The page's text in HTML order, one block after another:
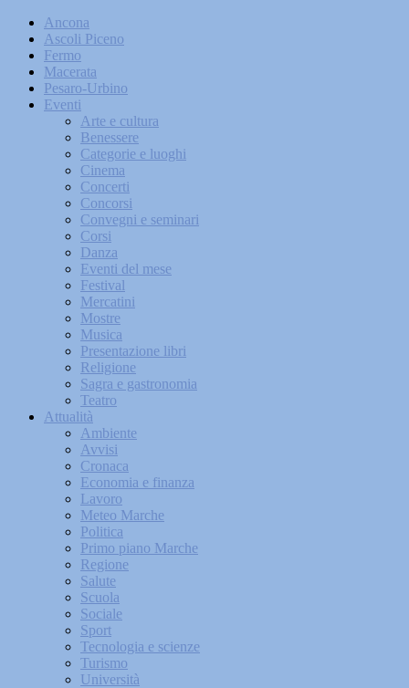
Ancona
Ascoli Piceno
Fermo
Macerata
Pesaro-Urbino
Eventi
Arte e cultura
Benessere
Categorie e luoghi
Cinema
Concerti
Concorsi
Convegni e seminari
Corsi
Danza
Eventi del mese
Festival
Mercatini
Mostre
Musica
Presentazione libri
Religione
Sagra e gastronomia
Teatro
Attualità
Ambiente
Avvisi
Cronaca
Economia e finanza
Lavoro
Meteo Marche
Politica
Primo piano Marche
Regione
Salute
Scuola
Sociale
Sport
Tecnologia e scienze
Turismo
Università